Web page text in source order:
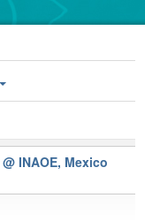
@ INAOE, Mexico